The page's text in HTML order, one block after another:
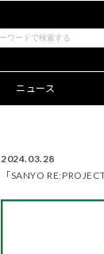
ニュース
2024.03.28
「SANYO